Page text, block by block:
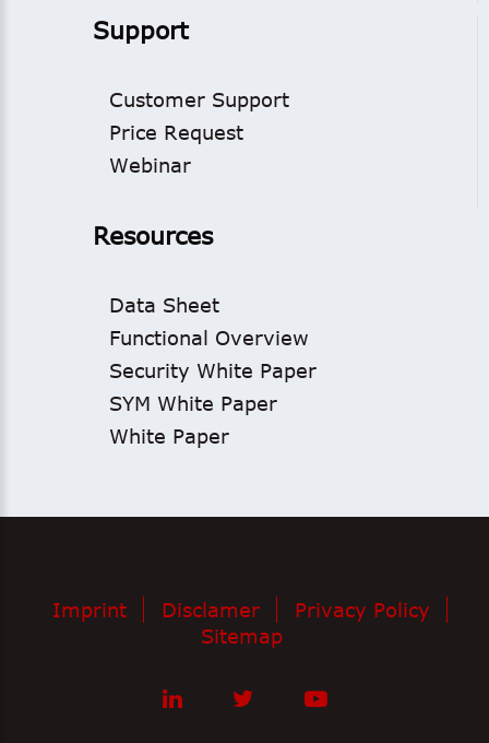
Support
Customer Support
Price Request
Webinar
Resources
Data Sheet
Functional Overview
Security White Paper
SYM White Paper
White Paper
Imprint Disclamer
Privacy Policy
Sitemap